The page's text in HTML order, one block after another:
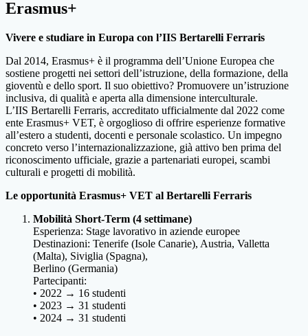
Erasmus+
Vivere e studiare in Europa con l’IIS Bertarelli Ferraris
Dal 2014, Erasmus+ è il programma dell’Unione Europea che
sostiene progetti nei settori dell’istruzione, della formazione, della
gioventù e dello sport. Il suo obiettivo? Promuovere un’istruzione
inclusiva, di qualità e aperta alla dimensione interculturale.
L’IIS Bertarelli Ferraris, accreditato ufficialmente dal 2022 come
ente Erasmus+ VET, è orgoglioso di offrire esperienze formative
all’estero a studenti, docenti e personale scolastico. Un impegno
concreto verso l’internazionalizzazione, già attivo ben prima del
riconoscimento ufficiale, grazie a partenariati europei, scambi
culturali e progetti di mobilità.
Le opportunità Erasmus+ VET al Bertarelli Ferraris
Mobilità Short-Term (4 settimane)
Esperienza: Stage lavorativo in aziende europee
Destinazioni: Tenerife (Isole Canarie), Austria, Valletta
(Malta), Siviglia (Spagna),
Berlino (Germania)
Partecipanti:
• 2022 → 16 studenti
• 2023 → 31 studenti
• 2024 → 31 studenti